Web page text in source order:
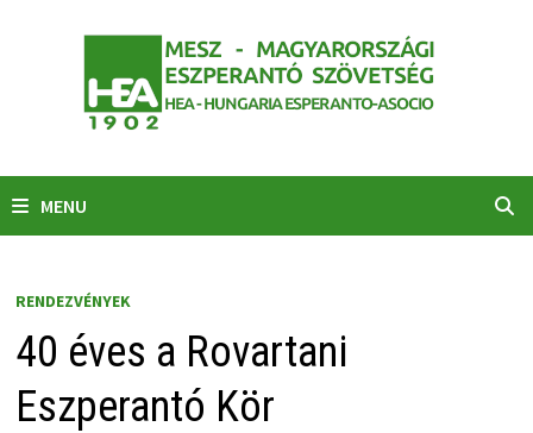
MENU
RENDEZVÉNYEK
40 éves a Rovartani
Eszperantó Kör